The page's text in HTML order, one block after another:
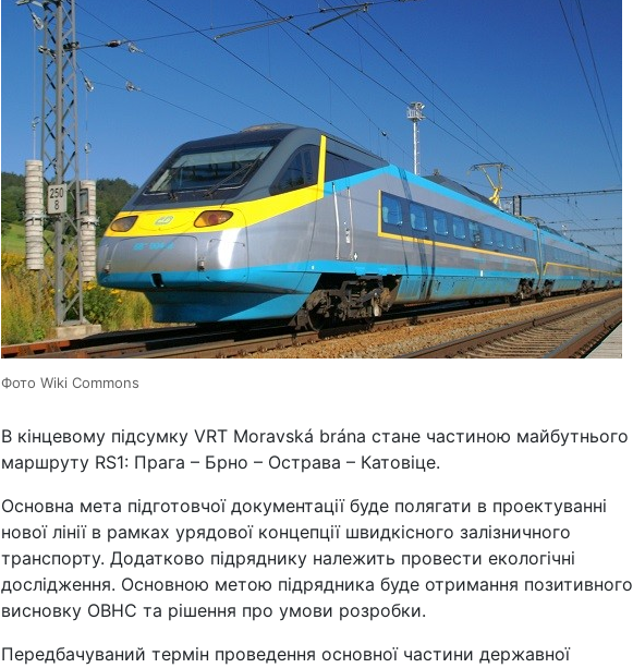
Фото Wiki Commons
В кінцевому підсумку VRT Moravská brána стане частиною майбутнього
маршруту RS1: Прага – Брно – Острава – Катовіце.
Основна мета підготовчої документації буде полягати в проектуванні
нової лінії в рамках урядової концепції швидкісного залізничного
транспорту. Додатково підряднику належить провести екологічні
дослідження. Основною метою підрядника буде отримання позитивного
висновку ОВНС та рішення про умови розробки.
Передбачуваний термін проведення основної частини державної